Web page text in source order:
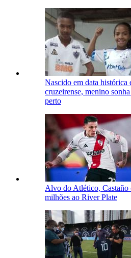
Nascido em data histórica
cruzeirense, menino
perto
Alvo do Atlético, Castaño
milhões ao River Plate